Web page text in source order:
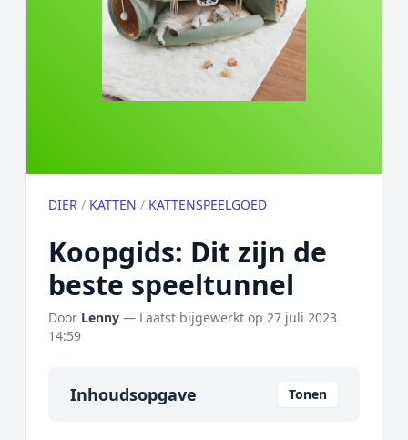
DIER / KATTEN / KATTENSPEELGOED
Koopgids: Dit zijn de
beste speeltunnel
Door Lenny — Laatst bijgewerkt op 27 juli 2023
14:59
Inhoudsopgave Tonen